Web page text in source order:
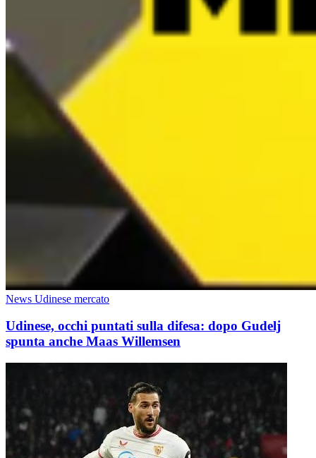
News Udinese mercato
Udinese, occhi puntati sulla difesa: dopo Gudelj
spunta anche Maas Willemsen